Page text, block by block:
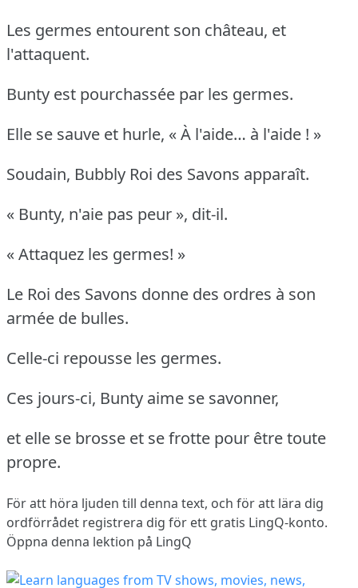
Les germes entourent son château, et
l'attaquent.
Bunty est pourchassée par les germes.
Elle se sauve et hurle, « À l'aide… à l'aide ! »
Soudain, Bubbly Roi des Savons apparaît.
« Bunty, n'aie pas peur », dit-il.
« Attaquez les germes! »
Le Roi des Savons donne des ordres à son
armée de bulles.
Celle-ci repousse les germes.
Ces jours-ci, Bunty aime se savonner,
et elle se brosse et se frotte pour être toute
propre.
För att höra ljuden till denna text, och för att lära dig
ordförrådet registrera dig för ett gratis LingQ-konto.
Öppna denna lektion på LingQ